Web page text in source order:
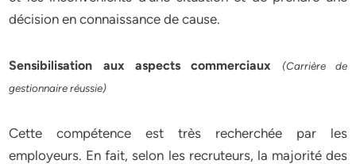
décision en connaissance de cause.
Sensibilisation aux aspects commerciaux
(Carrière de
gestionnaire réussie)
Cette compétence est très recherchée par les
employeurs. En fait, selon les recruteurs, la majorité des